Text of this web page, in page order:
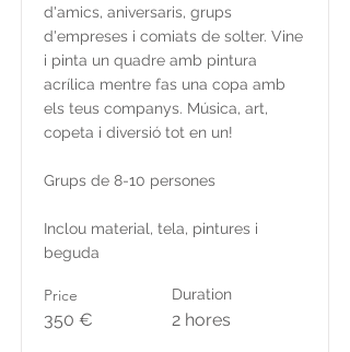
d'amics, aniversaris, grups
d'empreses i comiats de solter. Vine
i pinta un quadre amb pintura
acrílica mentre fas una copa amb
els teus companys. Música, art,
copeta i diversió tot en un!
Grups de 8-10 persones
Inclou material, tela, pintures i
beguda
Price
350 €
Duration
2 hores